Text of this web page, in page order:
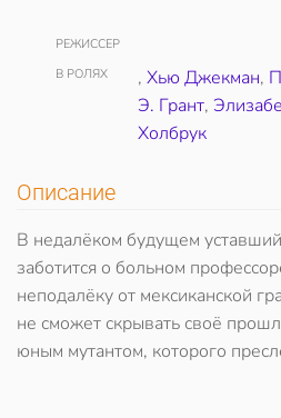
РЕЖИССЕР
В РОЛЯХ
, Хью Джекман,
Э. Грант,
Холбрук
Описание
В недалёком будущем
заботится о больном
неподалёку от мексиканской
не сможет скрывать своё
юным мутантом, которого